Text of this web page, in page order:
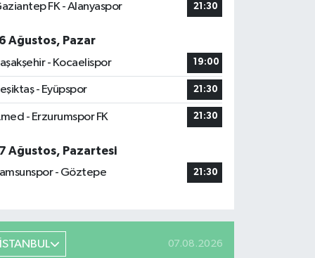
FK - Alanyaspor 21:30
Ağustos, Pazar
- Kocaelispor
19:00
- Eyüpspor 21:30
- Erzurumspor FK 21:30
Ağustos, Pazartesi
- Göztepe
21:30
07.08.2026